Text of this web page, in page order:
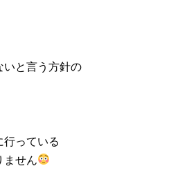
と言う方針の
っている
ません